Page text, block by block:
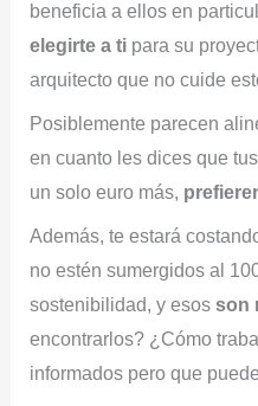
beneficia a ellos en
elegirte a tipara su
arquitecto que no cuide
Posiblemente parecen
en cuanto les dices que
un solo euro más,
Además, te estará
no estén sumergidos al
sostenibilidad, y esos son
encontrarlos? ¿Cómo
informados pero que